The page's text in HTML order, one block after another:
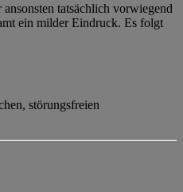
tatsächlich vorwiegend
ein milder Eindruck. Es folgt
störungsfreien